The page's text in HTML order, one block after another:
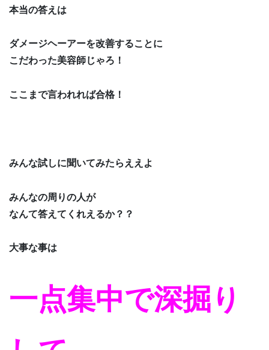
本当の答えは
ダメージヘーアーを改善することに
こだわった美容師じゃろ！
ここまで言われれば合格！
みんな試しに聞いてみたらええよ
みんなの周りの人が
なんて答えてくれえるか？？
大事な事は
一点集中で深掘り